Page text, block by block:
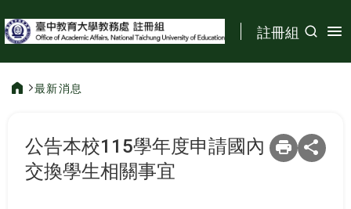
註冊組
最新消息
公告本校115學年度申請國內
交換學生相關事宜